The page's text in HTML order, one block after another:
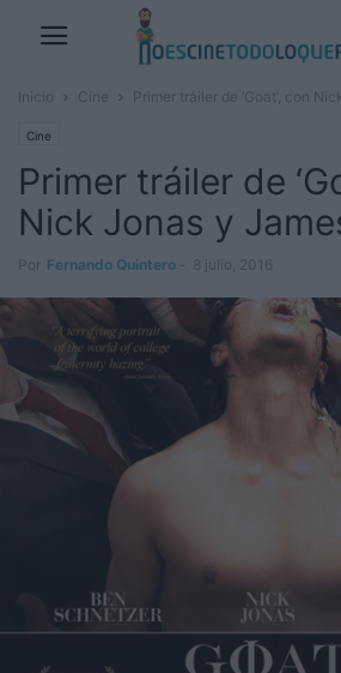
Inicio Cine Primer tráiler de ‘Goat’, con
Cine
Primer tráiler de
Nick Jonas y
Por Fernando Quintero 8 julio, 2016